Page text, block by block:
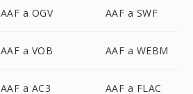
AAF a OGV AAF a SWF
AAF a VOB AAF a WEBM
AAF a AC3 AAF a FLAC